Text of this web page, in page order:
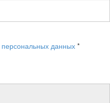
персональных данных *